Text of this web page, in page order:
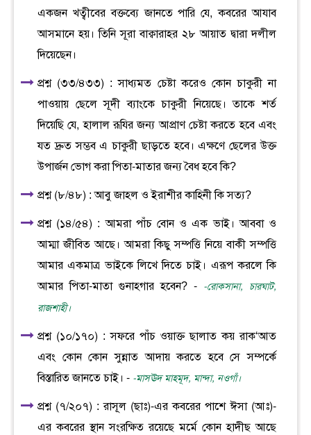
একজন খত্বীবের বক্তব্যে জানতে পারি যে, কবরের আযাব
আসমানে হয়। তিনি সূরা বাক্বারাহর ২৮ আয়াত দ্বারা দলীল
দিয়েছেন।
প্রশ্ন (৩৩/৪৩৩) : সাধ্যমত চেষ্টা করেও কোন চাকুরী না
পাওয়ায় ছেলে সূদী ব্যাংকে চাকুরী নিয়েছে। তাকে শর্ত
দিয়েছি যে, হালাল রূযির জন্য আপ্রাণ চেষ্টা করতে হবে এবং
যত দ্রুত সম্ভব এ চাকুরী ছাড়তে হবে। এক্ষণে ছেলের উক্ত
উপার্জন ভোগ করা পিতা-মাতার জন্য বৈধ হবে কি?
প্রশ্ন (৮/৪৮) : আবু জাহল ও ইরাশীর কাহিনী কি সত্য?
প্রশ্ন (১৪/৫৪) : আমরা পাঁচ বোন ও এক ভাই। আববা ও
আম্মা জীবিত আছে। আমরা কিছু সম্পত্তি নিয়ে বাকী সম্পত্তি
আমার একমাত্র ভাইকে লিখে দিতে চাই। এরূপ করলে কি
আমার পিতা-মাতা গুনাহগার হবেন? - -রোকসানা, চারঘাট,
রাজশাহী।
প্রশ্ন (১০/১৭০) : সফরে পাঁচ ওয়াক্ত ছালাত কয় রাক‘আত
এবং কোন কোন সুন্নাত আদায় করতে হবে সে সম্পর্কে
বিস্তারিত জানতে চাই। - -মাসঊদ মাহমূদ, মান্দা, নওগাঁ।
প্রশ্ন (৭/২০৭) : রাসূল (ছাঃ)-এর কবরের পাশে ঈসা (আঃ)-
এর কবরের স্থান সংরক্ষিত রয়েছে মর্মে কোন হাদীছ আছে